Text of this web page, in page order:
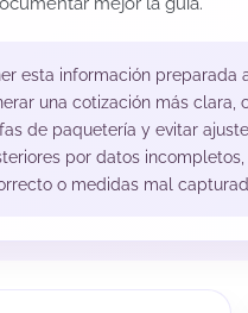
esta información preparada
una cotización más clara,
de paquetería y evitar
por datos
o medidas mal